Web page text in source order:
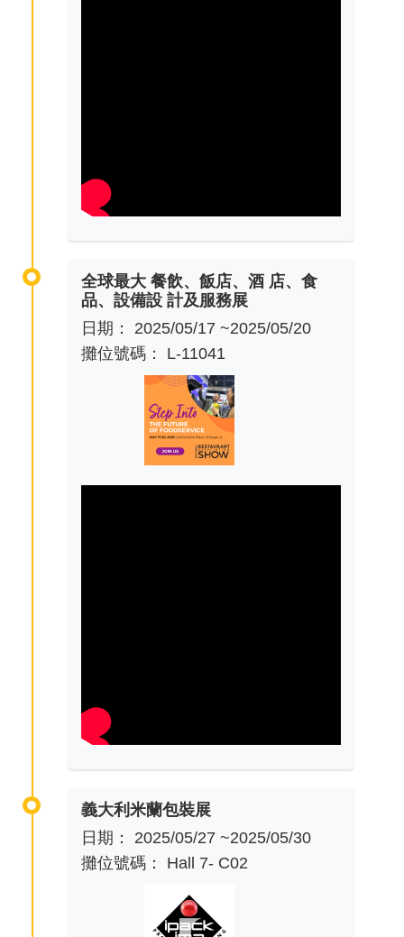
全球最大 餐飲、飯店、酒 店、食
品、設備設 計及服務展
日期： 2025/05/17 ~2025/05/20
攤位號碼： L-11041
義大利米蘭包裝展
日期： 2025/05/27 ~2025/05/30
攤位號碼： Hall 7- C02